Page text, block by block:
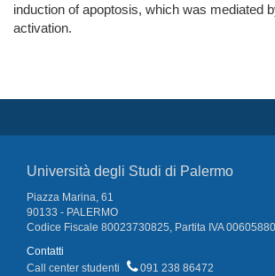
induction of apoptosis, which was mediated
activation.
Università degli Studi di Palermo
Piazza Marina, 61
90133 - PALERMO
Codice Fiscale 80023730825, Partita IVA
Contatti
Call center studenti
091 238 86472